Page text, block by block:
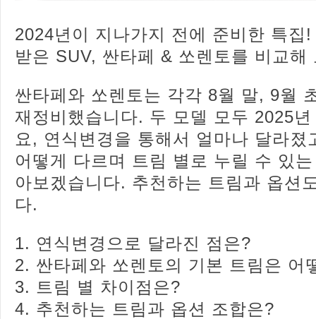
2024년이 지나가지 전에 준비한 특집
받은 SUV, 싼타페 & 쏘렌토를 비교해
싼타페와 쏘렌토는 각각 8월 말, 9월
재정비했습니다. 두 모델 모두 2025
요, 연식변경을 통해서 얼마나 달라졌
어떻게 다르며 트림 별로 누릴 수 있
아보겠습니다. 추천하는 트림과 옵션
다.
1. 연식변경으로 달라진 점은?
2. 싼타페와 쏘렌토의 기본 트림은 어
3. 트림 별 차이점은?
4. 추천하는 트림과 옵션 조합은?